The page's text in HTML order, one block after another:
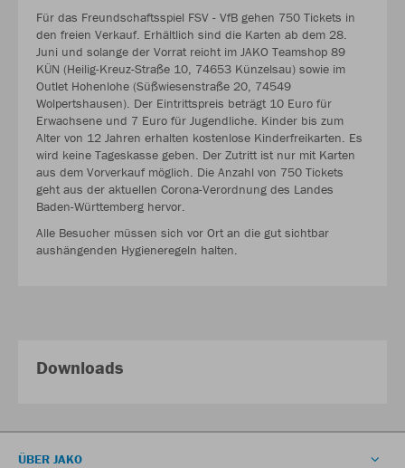
Für das Freundschaftsspiel FSV - VfB gehen 750 Tickets in
den freien Verkauf. Erhältlich sind die Karten ab dem 28.
Juni und solange der Vorrat reicht im JAKO Teamshop 89
KÜN (Heilig-Kreuz-Straße 10, 74653 Künzelsau) sowie im
Outlet Hohenlohe (Süßwiesenstraße 20, 74549
Wolpertshausen). Der Eintrittspreis beträgt 10 Euro für
Erwachsene und 7 Euro für Jugendliche. Kinder bis zum
Alter von 12 Jahren erhalten kostenlose Kinderfreikarten. Es
wird keine Tageskasse geben. Der Zutritt ist nur mit Karten
aus dem Vorverkauf möglich. Die Anzahl von 750 Tickets
geht aus der aktuellen Corona-Verordnung des Landes
Baden-Württemberg hervor.
Alle Besucher müssen sich vor Ort an die gut sichtbar
aushängenden Hygieneregeln halten.
Downloads
ÜBER JAKO